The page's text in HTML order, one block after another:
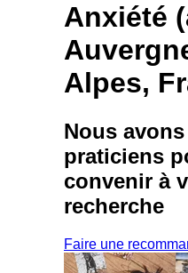
Anxiété
Alpes,
Nous
praticiens
convenir à
recherche
Faire une